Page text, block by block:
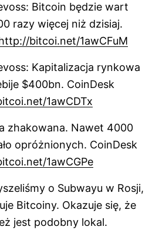
Bitcoin będzie wart
razy więcej niż dzisiaj.
bitcoi.net/1awCFuM
Kapitalizacja rynkowa
$400bn. CoinDesk
1awCDTx
zhakowana. Nawet 4000
opróżnionych. CoinDesk
1awCGPe
o Subwayu w Rosji,
Bitcoiny. Okazuje się, że
jest podobny lokal.